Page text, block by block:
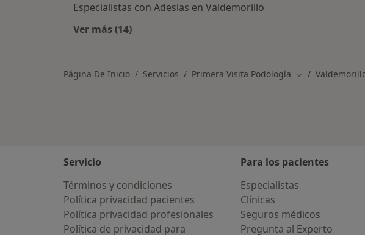
Especialistas con Adeslas en Valdemorillo
Ver más (14)
Página De Inicio Servicios Primera Visita Podología Cambiar de
Servicio
Términos y condiciones
Política privacidad pacientes
Política privacidad profesionales
Política de privacidad para
Para los pacientes
Especialistas
Clínicas
Seguros médicos
Pregunta al Experto